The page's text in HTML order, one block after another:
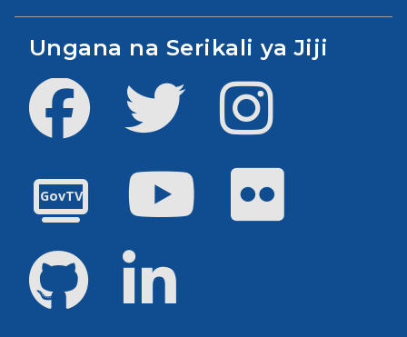
Ungana na Serikali ya Jiji
Facebook Twitter
GovTV
Youtube
GitHub